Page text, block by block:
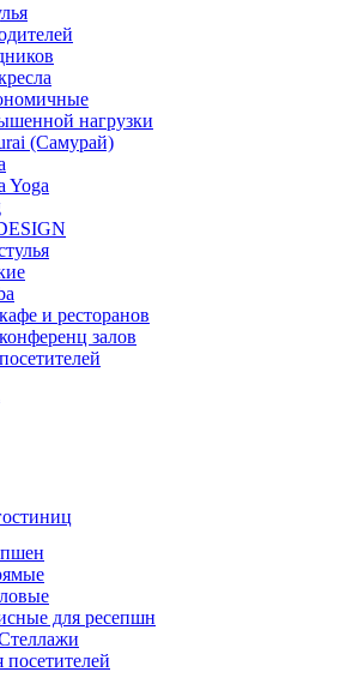
нагрузки
(Самурай)
Yoga
и ресторанов
залов
для ресепшн
посетителей